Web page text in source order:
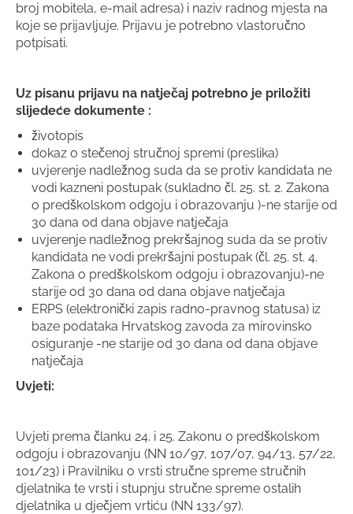
broj mobitela, e-mail adresa) i naziv radnog mjesta na
koje se prijavljuje. Prijavu je potrebno vlastoručno
potpisati.
Uz pisanu prijavu na natječaj potrebno je priložiti
slijedeće dokumente :
životopis
dokaz o stečenoj stručnoj spremi (preslika)
uvjerenje nadležnog suda da se protiv kandidata ne
vodi kazneni postupak (sukladno čl. 25. st. 2. Zakona
o predškolskom odgoju i obrazovanju )-ne starije od
30 dana od dana objave natječaja
uvjerenje nadležnog prekršajnog suda da se protiv
kandidata ne vodi prekršajni postupak (čl. 25. st. 4.
Zakona o predškolskom odgoju i obrazovanju)-ne
starije od 30 dana od dana objave natječaja
ERPS (elektronički zapis radno-pravnog statusa) iz
baze podataka Hrvatskog zavoda za mirovinsko
osiguranje -ne starije od 30 dana od dana objave
natječaja
Uvjeti:
Uvjeti prema članku 24. i 25. Zakonu o predškolskom
odgoju i obrazovanju (NN 10/97, 107/07, 94/13, 57/22,
101/23) i Pravilniku o vrsti stručne spreme stručnih
djelatnika te vrsti i stupnju stručne spreme ostalih
djelatnika u dječjem vrtiću (NN 133/97).